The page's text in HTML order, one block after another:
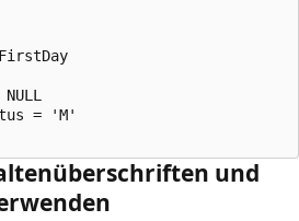
= 'M'
und